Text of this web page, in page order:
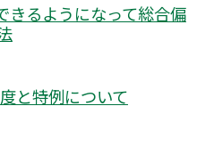
きるようになって総合偏
と特例について